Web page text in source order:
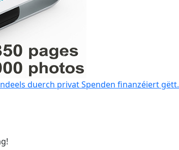
duerch privat Spenden finanzéiert gëtt.